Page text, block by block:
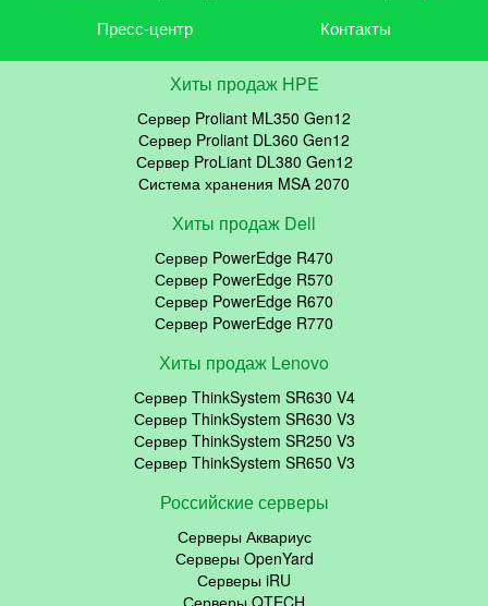
Пресс-центр
Контакты
Хиты продаж HPE
Сервер Proliant ML350 Gen12
Сервер Proliant DL360 Gen12
Сервер ProLiant DL380 Gen12
Система хранения MSA 2070
Хиты продаж Dell
Сервер PowerEdge R470
Сервер PowerEdge R570
Сервер PowerEdge R670
Сервер PowerEdge R770
Хиты продаж Lenovo
Сервер ThinkSystem SR630 V4
Сервер ThinkSystem SR630 V3
Сервер ThinkSystem SR250 V3
Сервер ThinkSystem SR650 V3
Российские серверы
Серверы Аквариус
Серверы OpenYard
Серверы iRU
Серверы QTECH